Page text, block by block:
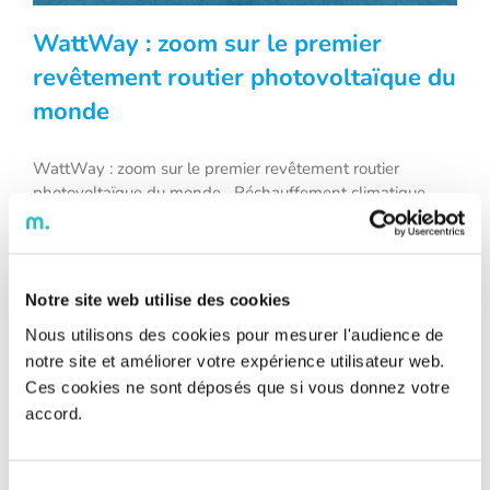
Notre site web utilise des cookies
Nous utilisons des cookies pour mesurer l'audience de
notre site et améliorer votre expérience utilisateur web.
Ces cookies ne sont déposés que si vous donnez votre
accord.
revêtement routier photovoltaïque du
monde
WattWay : zoom sur le premier
revêtement routier photovoltaïque du
monde
WattWay : zoom sur le premier revêtement routier
photovoltaïque du monde Réchauffement climatique,
amenuisement des ressources primaires, augmentation de
la demande énergétique… Autant d’enjeux qui doivent
mais aussi de produire l’électricité de demain. Dans ce
contexte, WattWay, le premier revêtement routier
photovoltaïque du monde, fruit de [...]